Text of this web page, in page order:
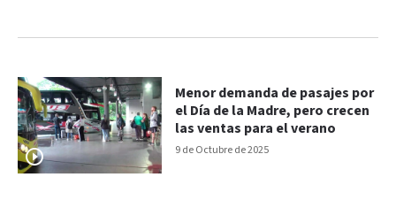
9 de Octubre de 2025
Menor demanda de pasajes por
el Día de la Madre, pero crecen
las ventas para el verano